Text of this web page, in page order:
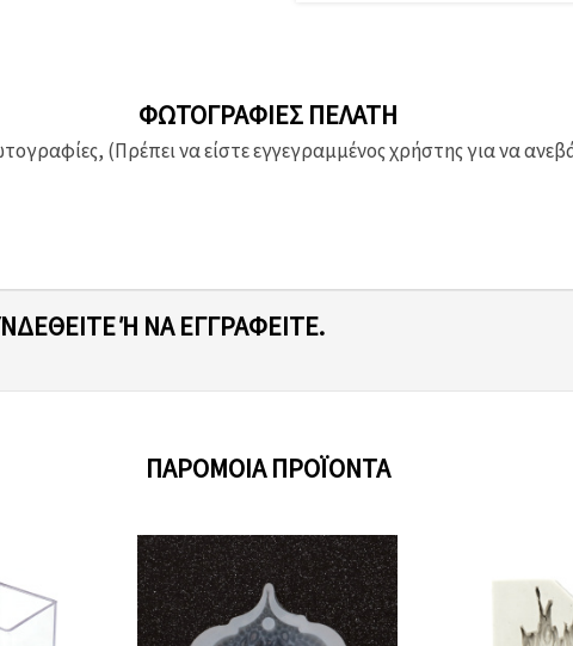
ΦΩΤΟΓΡΑΦΊΕΣ ΠΕΛΆΤΗ
(Πρέπει να είστε εγγεγραμμένος χρήστης για να
Ή ΝΑ ΕΓΓΡΑΦΕΊΤΕ.
ΠΑΡΌΜΟΙΑ ΠΡΟΪΌΝΤΑ